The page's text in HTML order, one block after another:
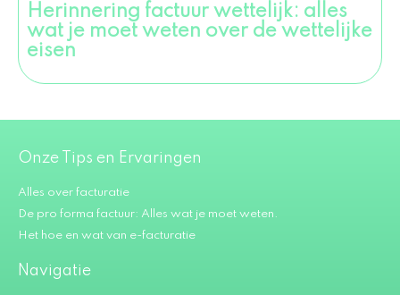
Herinnering factuur wettelijk: alles
wat je moet weten over de wettelijke
eisen
Onze Tips en Ervaringen
Alles over facturatie
De pro forma factuur: Alles wat je moet weten.
Het hoe en wat van e-facturatie
Navigatie